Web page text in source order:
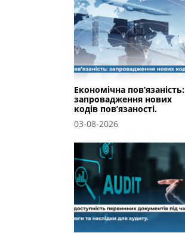
Економічна пов’язаність:
запровадження нових
кодів пов’язаності.
03-08-2026